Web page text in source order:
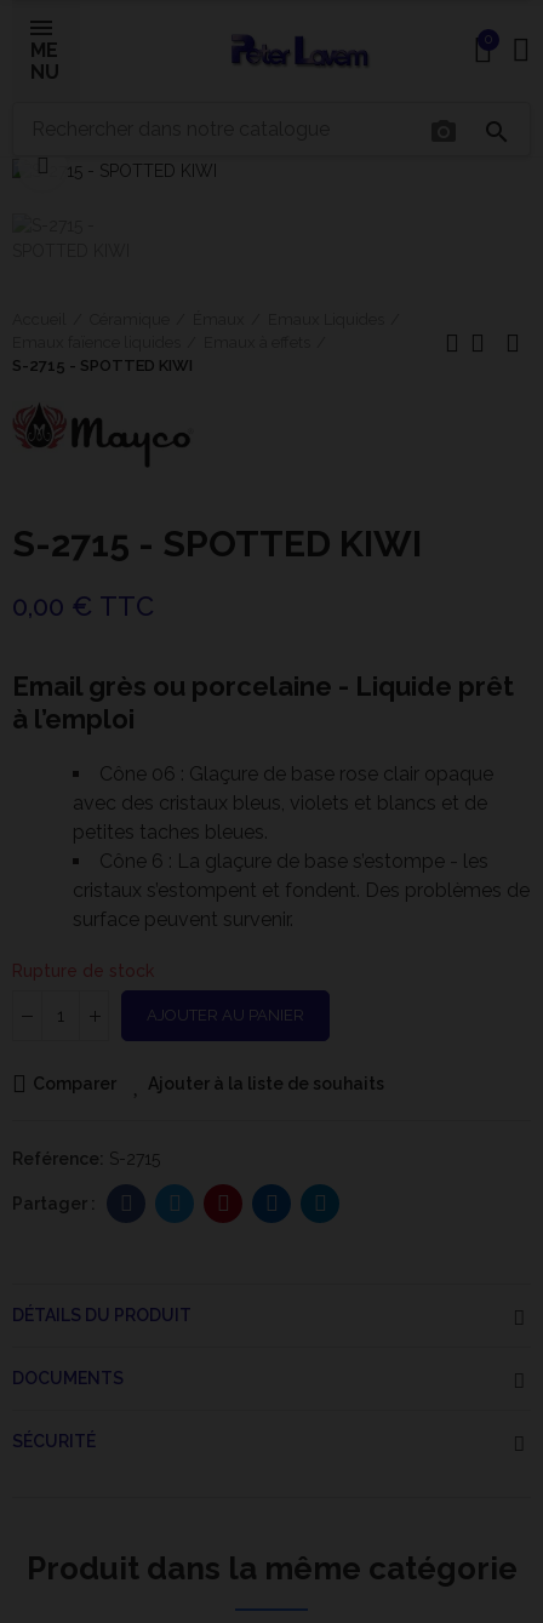
ME
NU
0
search
Cliquer pour agrandir
S-2715 - SPOTTED KIWI
S-2715 - SPOTTED KIWI
0,00 € TTC
Email grès ou porcelaine - Liquide prêt
à l’emploi
Cône 06 : Glaçure de base rose clair opaque
avec des cristaux bleus, violets et blancs et de
petites taches bleues.
Cône 6 : La glaçure de base s’estompe - les
cristaux s’estompent et fondent. Des problèmes de
surface peuvent survenir.
Rupture de stock
AJOUTER AU PANIER
Comparer Ajouter à la liste de souhaits
Reférence: S-2715
DÉTAILS DU PRODUIT
DOCUMENTS
SÉCURITÉ
Produit dans la même catégorie